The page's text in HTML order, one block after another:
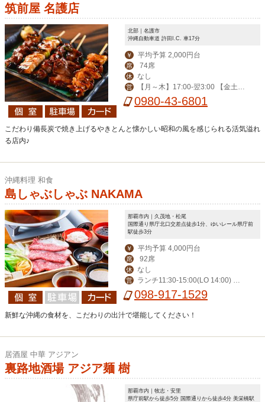
筑前屋 名護店
北部｜名護市
沖縄自動車道 許田I.C. 車17分
￥ 平均予算 2,000円台
席 74席
休 なし
営
【月～木】17:00-翌3:00 【金土日
祝前】 17:00-翌5:00
0980-43-6801
こだわり備長炭で焼き上げるやきとんと懐かしい昭和の風を感じられる活気溢れ
る店内♪
沖縄料理 和食
島しゃぶしゃぶ NAKAMA
那覇市内｜久茂地・松尾
国際通り県庁北口交差点徒歩1分、ゆいレール県庁前
駅徒歩3分
￥ 平均予算 4,000円台
席 92席
休 なし
営
ランチ11:30-15:00(LO 14:00) デ
ィナー17:00-24:00(LO 23:00)
098-917-1529
新鮮な沖縄の食材を、こだわりの出汁で堪能してください！
居酒屋 中華 アジアン
裏路地酒場 アジア麺 樹
那覇市内｜牧志・安里
県庁前駅から徒歩5分 国際通りから徒歩4分 美栄橋駅